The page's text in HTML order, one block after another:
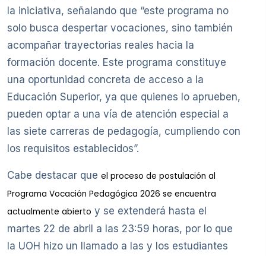
la iniciativa, señalando que “este programa no
solo busca despertar vocaciones, sino también
acompañar trayectorias reales hacia la
formación docente. Este programa constituye
una oportunidad concreta de acceso a la
Educación Superior, ya que quienes lo aprueben,
pueden optar a una vía de atención especial a
las siete carreras de pedagogía, cumpliendo con
los requisitos establecidos”.
Cabe destacar que el proceso de postulación al
Programa Vocación Pedagógica 2026 se encuentra
actualmente abierto y se extenderá hasta el
martes 22 de abril a las 23:59 horas, por lo que
la UOH hizo un llamado a las y los estudiantes